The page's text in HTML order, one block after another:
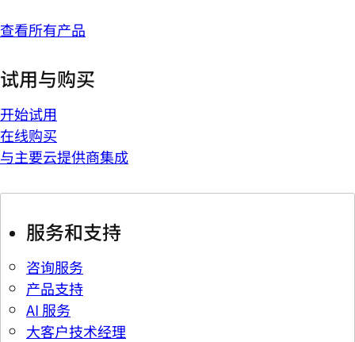
查看所有产品
试用与购买
开始试用
在线购买
与主要云提供商集成
服务和支持
咨询服务
产品支持
AI 服务
大客户技术经理